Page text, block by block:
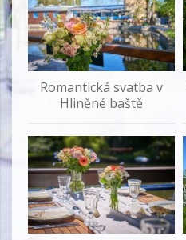
Romantická svatba v
Hliněné baště